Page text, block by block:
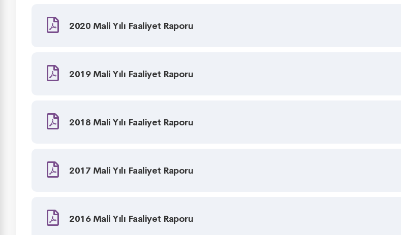
2020 Mali Yılı Faaliyet Raporu
2019 Mali Yılı Faaliyet Raporu
2018 Mali Yılı Faaliyet Raporu
2017 Mali Yılı Faaliyet Raporu
2016 Mali Yılı Faaliyet Raporu